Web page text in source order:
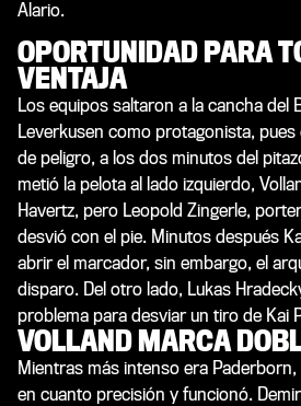
Alario.
OPORTUNIDAD PARA
VENTAJA
Los equipos saltaron a la cancha del
Leverkusen como protagonista, pues
de peligro, a los dos minutos del
metió la pelota al lado izquierdo,
Havertz, pero Leopold Zingerle,
desvió con el pie. Minutos después
abrir el marcador, sin embargo, el
disparo. Del otro lado, Lukas
problema para desviar un tiro de Kai
VOLLAND MARCA
Mientras más intenso era Paderborn,
en cuanto precisión y funcionó.